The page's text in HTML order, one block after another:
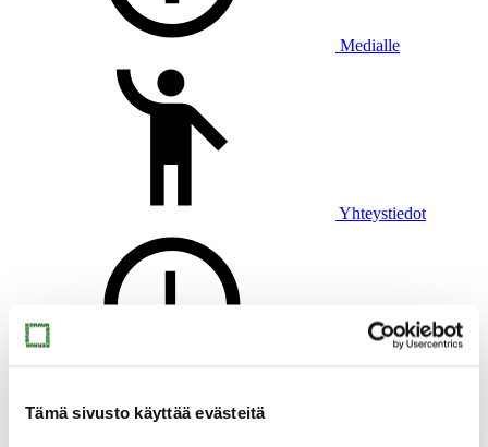
Tämä sivusto käyttää evästeitä
Medialle
Yhteystiedot